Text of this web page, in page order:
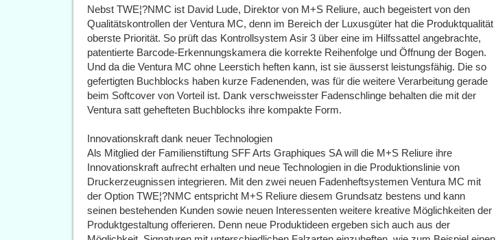
Nebst TWE¦?NMC ist David Lude, Direktor von M+S Reliure, auch begeistert von den
Qualitätskontrollen der Ventura MC, denn im Bereich der Luxusgüter hat die Produktqualität
oberste Priorität. So prüft das Kontrollsystem Asir 3 über eine im Hilfssattel angebrachte,
patentierte Barcode-Erkennungskamera die korrekte Reihenfolge und Öffnung der Bogen.
Und da die Ventura MC ohne Leerstich heften kann, ist sie äusserst leistungsfähig. Die so
gefertigten Buchblocks haben kurze Fadenenden, was für die weitere Verarbeitung gerade
beim Softcover von Vorteil ist. Dank verschweisster Fadenschlinge behalten die mit der
Ventura satt gehefteten Buchblocks ihre kompakte Form.
Innovationskraft dank neuer Technologien
Als Mitglied der Familienstiftung SFF Arts Graphiques SA will die M+S Reliure ihre
Innovationskraft aufrecht erhalten und neue Technologien in die Produktionslinie von
Druckerzeugnissen integrieren. Mit den zwei neuen Fadenheftsystemen Ventura MC mit
der Option TWE¦?NMC entspricht M+S Reliure diesem Grundsatz bestens und kann
seinen bestehenden Kunden sowie neuen Interessenten weitere kreative Möglichkeiten der
Produktgestaltung offerieren. Denn neue Produktideen ergeben sich auch aus der